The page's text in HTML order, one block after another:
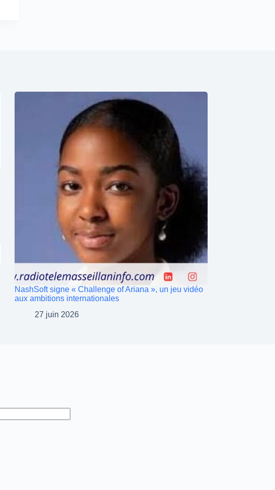
NashSoft signe « Challenge of Ariana », un jeu vidéo
aux ambitions internationales
27 juin 2026